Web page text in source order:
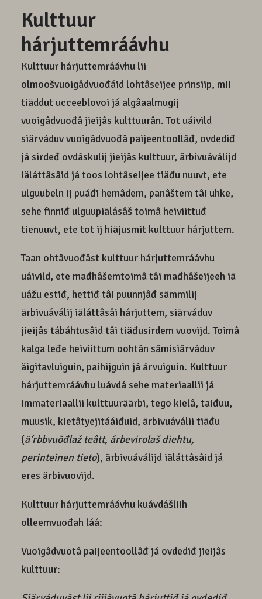
Kulttuur
hárjuttemráávhu
Kulttuur hárjuttemráávhu lii
olmoošvuoigâdvuođáid lohtâseijee prinsiip, mii
tiäddut ucceeblovoi já algâaalmugij
vuoigâdvuođâ jieijâs kulttuurân. Tot uáivild
siärváduv vuoigâdvuođâ paijeentoollâđ, ovdediđ
já sirdeđ ovdâskulij jieijâs kulttuur, ärbivuáválijd
iäláttâsâid já toos lohtâseijee tiäđu nuuvt, ete
ulguubeln ij puáđi hemâdem, panâštem tâi uhke,
sehe finniđ ulguupiälásâš toimâ heiviittuđ
tienuuvt, ete tot ij hiäjusmit kulttuur hárjuttem.
Taan ohtâvuođâst kulttuur hárjuttemráávhu
uáivild, ete mađhâšemtoimâ tâi mađhâšeijeeh iä
uážu estiđ, hettiđ tâi puunnjâđ sämmilij
ärbivuáválij iäláttâsâi hárjuttem, siärváduv
jieijâs tábáhtusâid tâi tiäđusirdem vuovijd. Toimâ
kalga leđe heiviittum oohtân sämisiärváduv
äigitavluiguin, paihijguin já árvuiguin. Kulttuur
hárjuttemráávhu luávdá sehe materiaallii já
immateriaallii kulttuuräärbi, tego kielâ, taiđuu,
muusik, kietâtyejitááiđuid, ärbivuáválii tiäđu
(äʹrbbvuõđlaž teâtt, árbevirolaš diehtu,
perinteinen tieto), ärbivuáválijd iäláttâsâid já
eres ärbivuovijd.
Kulttuur hárjuttemráávhu kuávdášliih
olleemvuođah láá:
Vuoigâdvuotâ paijeentoollâđ já ovdediđ jieijâs
kulttuur: